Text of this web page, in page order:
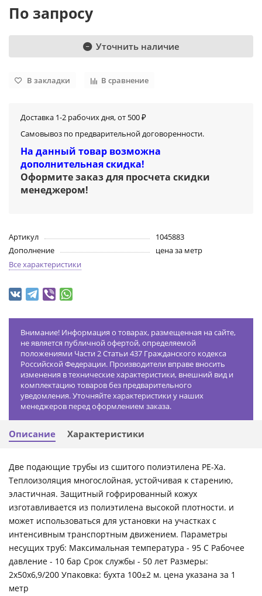
По запросу
Уточнить наличие
В закладки В сравнение
Доставка 1-2 рабочих дня, от 500 ₽
Самовывоз по предварительной договоренности.
На данный товар возможна
дополнительная скидка!
Оформите заказ для просчета скидки
менеджером!
Артикул
1045883
Дополнение
цена за метр
Все характеристики
Внимание! Информация о товарах, размещенная на сайте,
не является публичной офертой, определяемой
положениями Части 2 Статьи 437 Гражданского кодекса
Российской Федерации. Производители вправе вносить
изменения в технические характеристики, внешний вид и
комплектацию товаров без предварительного
уведомления. Уточняйте характеристики у наших
менеджеров перед оформлением заказа.
Описание Характеристики
Две подающие трубы из сшитого полиэтилена РЕ-Ха.
Теплоизоляция многослойная, устойчивая к старению,
эластичная. Защитный гофрированный кожух
изготавливается из полиэтилена высокой плотности. и
может использоваться для установки на участках с
интенсивным транспортным движением. Параметры
несущих труб: Максимальная температура - 95 С Рабочее
давление - 10 бар Срок службы - 50 лет Размеры:
2x50x6,9/200 Упаковка: бухта 100±2 м. цена указана за 1
метр